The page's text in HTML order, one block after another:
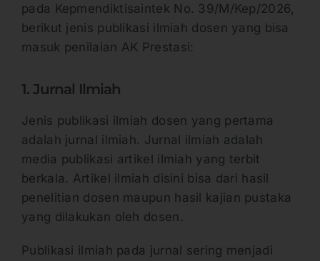
pada Kepmendiktisaintek No. 39/M/Kep/2026,
berikut jenis publikasi ilmiah dosen yang bisa
masuk penilaian AK Prestasi:
1. Jurnal Ilmiah
Jenis publikasi ilmiah dosen yang pertama
adalah jurnal ilmiah. Jurnal ilmiah adalah
media publikasi artikel ilmiah yang terbit
berkala. Artikel ilmiah disini bisa dari hasil
penelitian dosen maupun hasil kajian pustaka
yang dilakukan oleh dosen.
Publikasi ilmiah pada jurnal sering menjadi